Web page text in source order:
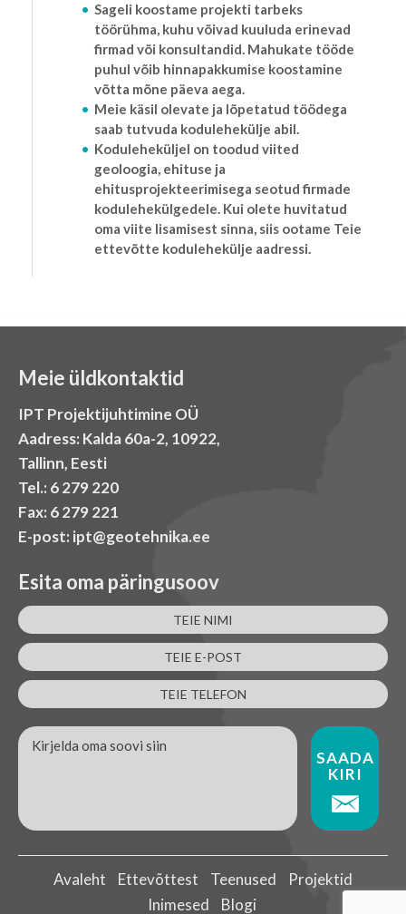
Sageli koostame projekti tarbeks
töörühma, kuhu võivad kuuluda erinevad
firmad või konsultandid. Mahukate tööde
puhul võib hinnapakkumise koostamine
võtta mõne päeva aega.
Meie käsil olevate ja lõpetatud töödega
saab tutvuda kodulehekülje abil.
Koduleheküljel on toodud viited
geoloogia, ehituse ja
ehitusprojekteerimisega seotud firmade
kodulehekülgedele. Kui olete huvitatud
oma viite lisamisest sinna, siis ootame Teie
ettevõtte kodulehekülje aadressi.
Meie üldkontaktid
IPT Projektijuhtimine OÜ
Aadress: Kalda 60a-2, 10922,
Tallinn, Eesti
Tel.: 6 279 220
Fax: 6 279 221
E-post: ipt@geotehnika.ee
Esita oma päringusoov
Avaleht Ettevõttest Teenused
Projektid
Inimesed
Blogi